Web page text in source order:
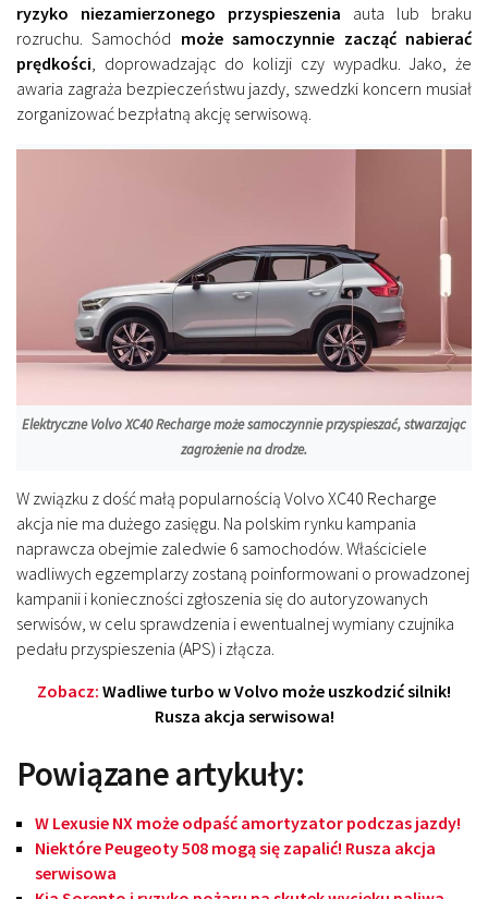
ryzyko niezamierzonego przyspieszenia auta lub braku
rozruchu. Samochód może samoczynnie zacząć nabierać
prędkości , doprowadzając do kolizji czy wypadku. Jako, że
awaria zagraża bezpieczeństwu jazdy, szwedzki koncern musiał
zorganizować bezpłatną akcję serwisową.
Elektryczne Volvo XC40 Recharge może samoczynnie przyspieszać, stwarzając
zagrożenie na drodze.
W związku z dość małą popularnością Volvo XC40 Recharge
akcja nie ma dużego zasięgu. Na polskim rynku kampania
naprawcza obejmie zaledwie 6 samochodów. Właściciele
wadliwych egzemplarzy zostaną poinformowani o prowadzonej
kampanii i konieczności zgłoszenia się do autoryzowanych
serwisów, w celu sprawdzenia i ewentualnej wymiany czujnika
pedału przyspieszenia (APS) i złącza.
Zobacz: Wadliwe turbo w Volvo może uszkodzić silnik!
Rusza akcja serwisowa!
Powiązane artykuły:
W Lexusie NX może odpaść amortyzator podczas jazdy!
Niektóre Peugeoty 508 mogą się zapalić! Rusza akcja
serwisowa